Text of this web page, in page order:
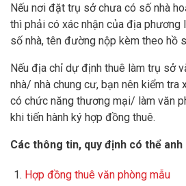
Nếu nơi đặt trụ sở chưa có số nhà
thì phải có xác nhận của địa phương
số nhà, tên đường nộp kèm theo hồ
Nếu địa chỉ dự định thuê làm trụ sở
nhà/ nhà chung cư, bạn nên kiểm tra
có chức năng thương mại/ làm văn
khi tiến hành ký hợp đồng thuê.
Các thông tin, quy định có thể
Hợp đồng thuê văn phòng mẫu